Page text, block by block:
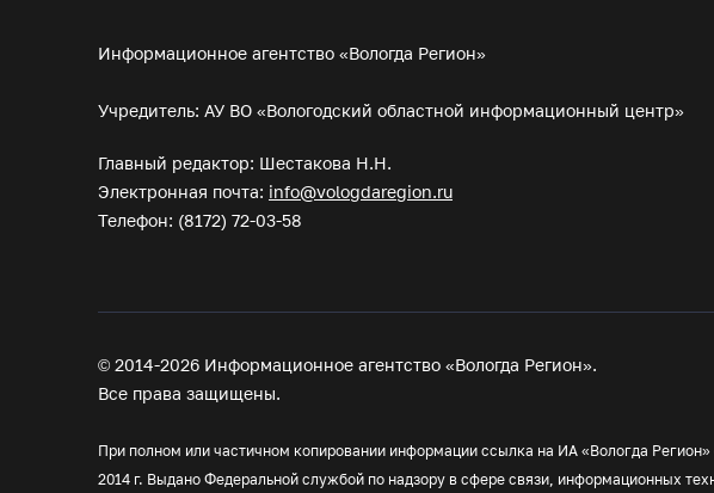
Информационное агентство «Вологда Регион»
Учредитель: АУ ВО «Вологодский областной информационный центр»
Главный редактор: Шестакова Н.Н.
Электронная почта: info@vologdaregion.ru
Телефон: (8172) 72-03-58
© 2014-2026 Информационное агентство «Вологда Регион».
Все права защищены.
При полном или частичном копировании информации ссылка на ИА «Вологда
2014 г. Выдано Федеральной службой по надзору в сфере связи, информационных